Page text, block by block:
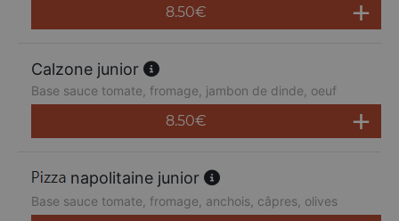
8.50€
Calzone junior
Base sauce tomate, fromage, jambon de dinde, oeuf
8.50€
napolitaine junior
Base sauce tomate, fromage, anchois, câpres, olives